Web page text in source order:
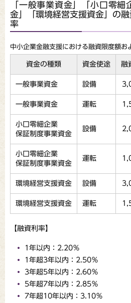
「一般事業資金」「小口零
金」「環境経営支援資金」の融
率
中小企業金融支援における融資限度額お
資金の種類 資金使途 融
一般事業資金 設備
一般事業資金 運転
小口零細企業
保証制度事業資金
設備
小口零細企業
保証制度事業資金
運転
環境経営支援資金 設備
環境経営支援資金 運転
【融資利率】
1年以内：2.20％
1年超3年以内：2.50％
3年超5年以内：2.60％
5年超7年以内：2.85％
7年超10年以内：3.10％